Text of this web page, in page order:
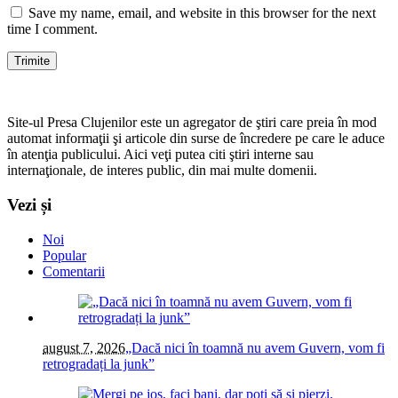
Save my name, email, and website in this browser for the next
time I comment.
Site-ul Presa Clujenilor este un agregator de ştiri care preia în mod
automat informaţii şi articole din surse de încredere pe care le aduce
în atenţia publicului. Aici veţi putea citi ştiri interne sau
internaţionale, de interes public, din mai multe domenii.
Vezi și
Noi
Popular
Comentarii
august 7, 2026„Dacă nici în toamnă nu avem Guvern, vom fi
retrogradați la junk”